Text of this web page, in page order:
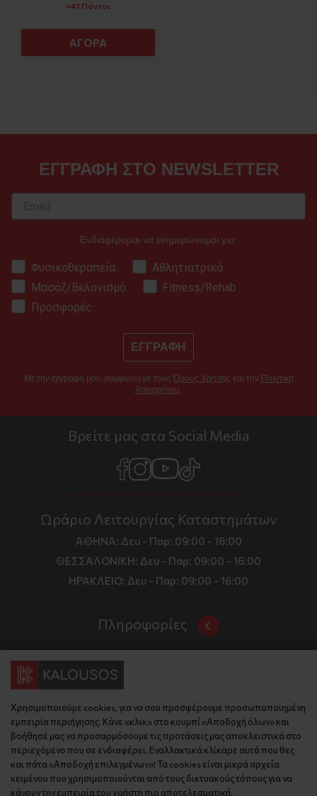
+41 Πόντοι
ΑΓΟΡΑ
ΕΓΓΡΑΦΗ ΣΤΟ NEWSLETTER
Ενδιαφέρομαι να ενημερώνομαι για:
Φυσικοθεραπεία
Αθλητιατρικά
Μασάζ/Βελονισμό
Fitness/Rehab
Προσφορές
ΕΓΓΡΑΦΗ
Με την εγγραφή μου συμφωνώ με τους Όρους Χρήσης και την Πολιτική
Απορρήτου.
Βρείτε μας στα Social Media
Ωράριο Λειτουργίας Καταστημάτων
ΑΘΗΝΑ: Δευ - Παρ: 09:00 - 16:00
ΘΕΣΣΑΛΟΝΙΚΗ: Δευ - Παρ: 09:00 - 16:00
ΗΡΑΚΛΕΙΟ: Δευ - Παρ: 09:00 - 16:00
Πληροφορίες
Όροι και Προϋποθέσεις
Τιμές, Τρόποι Αποστολής και Πληρωμής
Πολιτική Απορρήτου
Κώδικας Δεοντολογίας
Εταιρικό Προφίλ
KLoop - Loyalty Program
Become a Brand Ambassador
Επικοινωνία
Διεύθυνση
Έδρα: Γράμμου 29, 18345 , Μοσχάτο Αττική
Θεσ/νίκη: Λυσάνδρου 8, 54642, Θεσσαλονίκη
Κρήτη: Θερίσου 52, 71305, Ηράκλειο
Βρείτε μας στον χάρτη
Τηλέφωνο:
Χρησιμοποιούμε cookies, για να σου προσφέρουμε προσωποποιημένη
εμπειρία περιήγησης. Κάνε «κλικ» στο κουμπί «Αποδοχή όλων» και
βοήθησέ μας να προσαρμόσουμε τις προτάσεις μας αποκλειστικά στο
περιεχόμενο που σε ενδιαφέρει. Εναλλακτικά κλίκαρε αυτά που θες
και πάτα «Αποδοχή επιλεγμένων»! Τα cookies είναι μικρά αρχεία
κειμένου που χρησιμοποιούνται από τους δικτυακούς τόπους για να
κάνουν την εμπειρία του χρήστη πιο αποτελεσματική.